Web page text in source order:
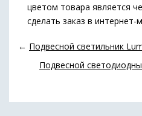
цветом товара является
сделать заказ в интернет-
← Подвесной светильник
Подвесной